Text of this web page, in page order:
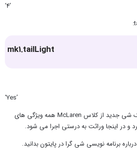
‘4’
mk1.tailLight
‘Yes’
همانطور که در اینجا دیدیم، یک شی جدید از کلاس McLaren همه ویژگی های
برنامه نویسی شی گرا در پایتون بدانید.